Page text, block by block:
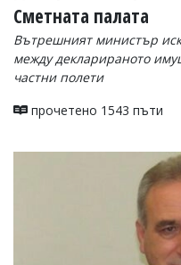
Сметната палата
Вътрешният министър
между декларираното
частни полети
прочетено 1543 пъти